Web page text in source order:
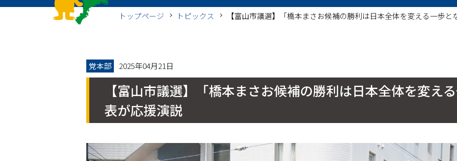
トップページ トピックス 【富山市議選】「橋本まさお候補の勝利は日本全体を変える一歩
党本部 2025年04月21日
【富山市議選】「橋本まさお候補の勝利は日本全体を変え
表が応援演説